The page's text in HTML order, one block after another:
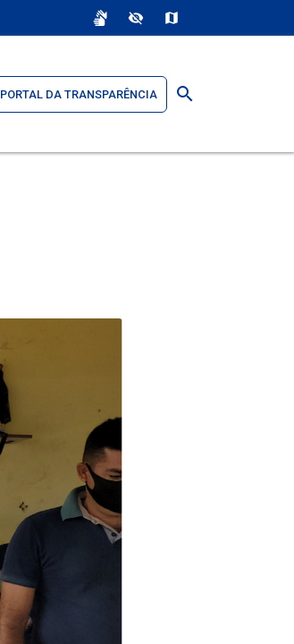
sign_language visibility_off map
PORTAL DA TRANSPARÊNCIA search